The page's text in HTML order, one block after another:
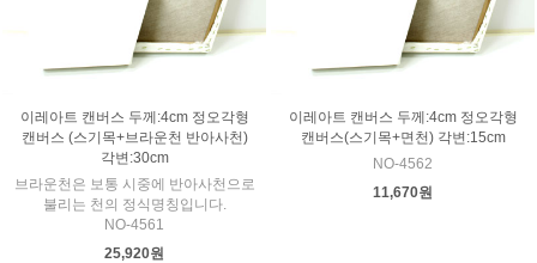
이레아트 캔버스 두께:4cm 정오각형
캔버스 (스기목+브라운천 반아사천)
각변:30cm
브라운천은 보통 시중에 반아사천으로
불리는 천의 정식명칭입니다.
NO-4561
25,920원
이레아트 캔버스 두께:4cm 정오각형
캔버스(스기목+면천) 각변:15cm
NO-4562
11,670원